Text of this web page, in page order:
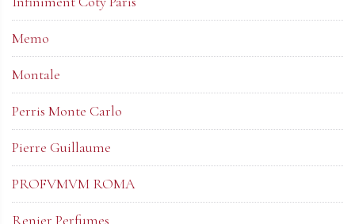
Memo
Montale
Perris Monte Carlo
Pierre Guillaume
PROFVMVM ROMA
Renier Perfumes